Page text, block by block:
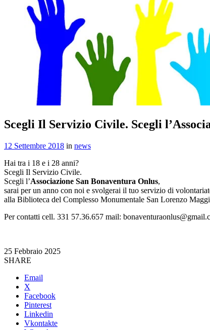
Scegli Il Servizio Civile. Scegli
12 Settembre 2018 in news
Hai tra i 18 e i 28 anni?
Scegli Il Servizio Civile.
Scegli l’Associazione San Bonaventura Onlus,
sarai per un anno con noi e svolgerai il tuo servizio di
alla Biblioteca del Complesso Monumentale San Lorenzo
Per contatti cell. 331 57.36.657 mail:
25 Febbraio 2025
SHARE
Email
X
Facebook
Pinterest
Linkedin
Vkontakte